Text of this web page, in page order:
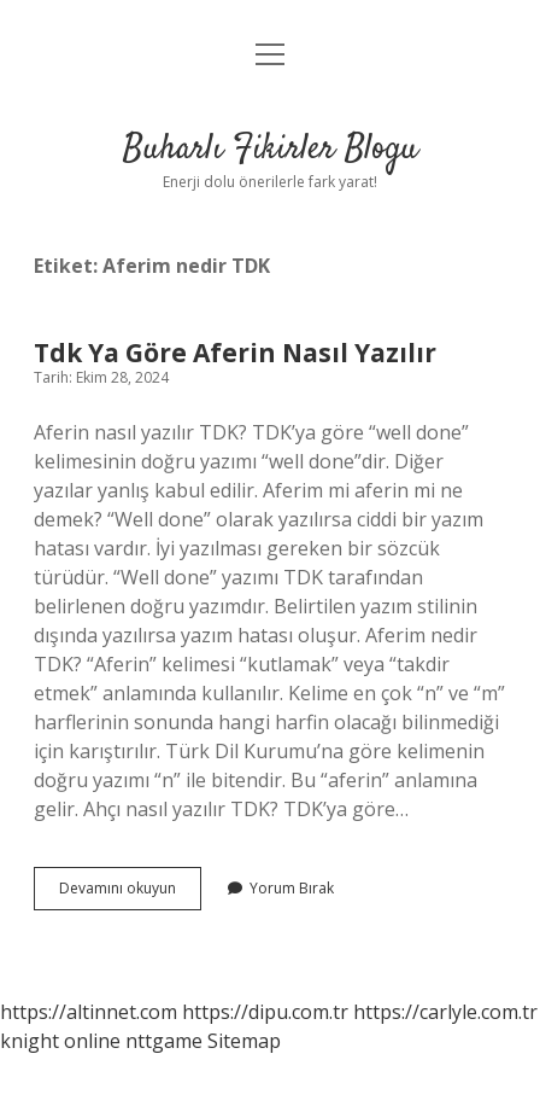
Anasayfa
Yasal Uyarı
menüyü
Buharlı Fikirler Blogu
Enerji dolu önerilerle fark yarat!
Etiket:Aferim nedir TDK
Tdk Ya Göre Aferin Nasıl Yazılır
Tarih: Ekim 28, 2024
Aferin nasıl yazılır TDK? TDK’ya göre “well done”
kelimesinin doğru yazımı “well done”dir. Diğer
yazılar yanlış kabul edilir. Aferim mi aferin mi ne
demek? “Well done” olarak yazılırsa ciddi bir yazım
hatası vardır. İyi yazılması gereken bir sözcük
türüdür. “Well done” yazımı TDK tarafından
belirlenen doğru yazımdır. Belirtilen yazım stilinin
dışında yazılırsa yazım hatası oluşur. Aferim nedir
TDK? “Aferin” kelimesi “kutlamak” veya “takdir
etmek” anlamında kullanılır. Kelime en çok “n” ve “m”
harflerinin sonunda hangi harfin olacağı bilinmediği
için karıştırılır. Türk Dil Kurumu’na göre kelimenin
doğru yazımı “n” ile bitendir. Bu “aferin” anlamına
gelir. Ahçı nasıl yazılır TDK? TDK’ya göre…
Devamını okuyun
Ya
Yorum Bırak
https://altinnet.com https://dipu.com.tr https://carlyle.com.tr
knight online nttgame Sitemap